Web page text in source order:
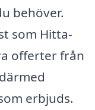
behöver.
som Hitta-
offerter från
erbjuds.